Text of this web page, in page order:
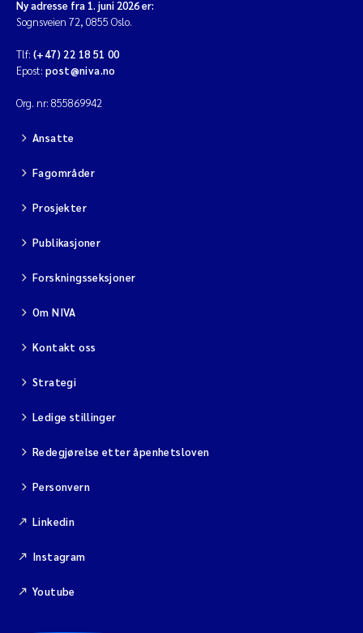
Ny adresse fra 1. juni 2026 er:
Sognsveien 72, 0855 Oslo.
Tlf: (+47) 22 18 51 00
Epost: post@niva.no
Org. nr: 855869942
Ansatte
Fagområder
Prosjekter
Publikasjoner
Forskningsseksjoner
Om NIVA
Kontakt oss
Strategi
Ledige stillinger
Redegjørelse etter åpenhetsloven
Personvern
Linkedin
Instagram
Youtube